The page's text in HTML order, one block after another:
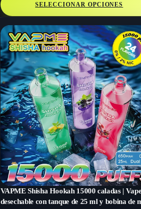
SELECCIONAR OPCIONES
VAPME Shisha Hookah 15000 caladas |
desechable con tanque de 25 ml y bobina de